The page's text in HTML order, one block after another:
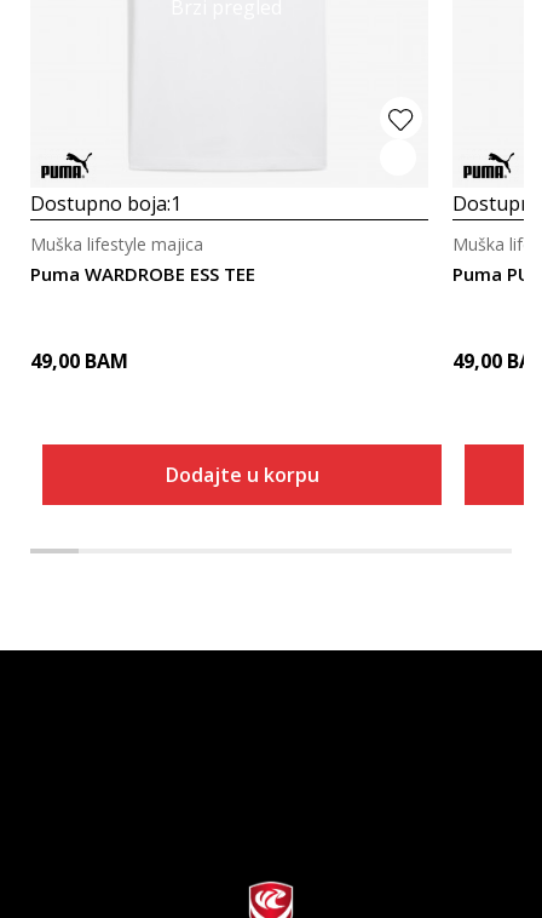
Dostupno boja:1
Puma WARDROBE ESS TEE
Muška lifestyle majica
49,00 BAM
Dodajte u korpu
Puma
Muška
49,00